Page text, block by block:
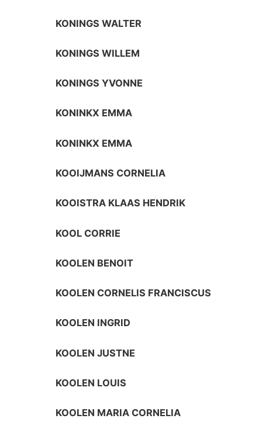
KONINGS WALTER
KONINGS WILLEM
KONINGS YVONNE
KONINKX EMMA
KONINKX EMMA
KOOIJMANS CORNELIA
KOOISTRA KLAAS HENDRIK
KOOL CORRIE
KOOLEN BENOIT
KOOLEN CORNELIS FRANCISCUS
KOOLEN INGRID
KOOLEN JUSTNE
KOOLEN LOUIS
KOOLEN MARIA CORNELIA